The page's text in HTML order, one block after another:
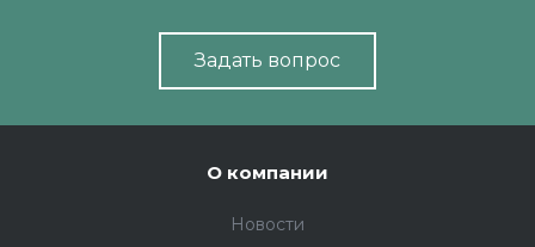
Задать вопрос
О компании
Новости